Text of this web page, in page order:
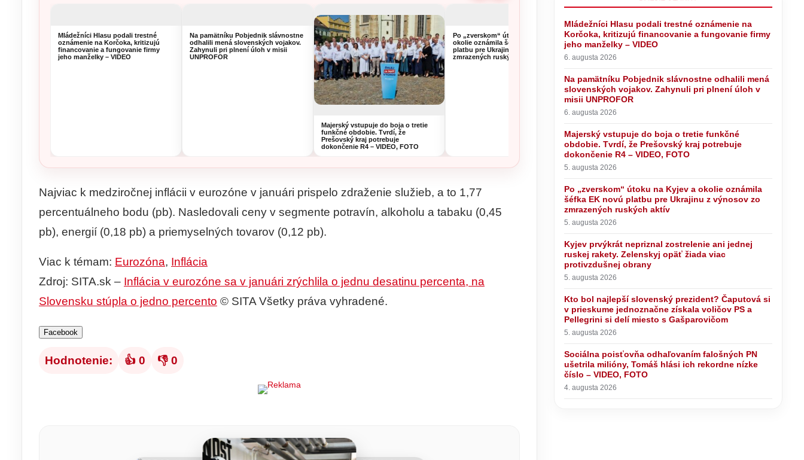
Mládežníci Hlasu podali trestné
oznámenie na Korčoka, kritizujú
financovanie a fungovanie firmy
jeho manželky – VIDEO
Na pamätníku Pobjednik slávnostne
odhalili mená slovenských vojakov.
Zahynuli pri plnení úloh v misii
UNPROFOR
Majerský vstupuje do boja o tretie
funkčné obdobie. Tvrdí, že
Prešovský kraj potrebuje
dokončenie R4 – VIDEO, FOTO
Po „zverskom“ útoku na Kyjev a
okolie oznámila šéfka EK novú
platbu pre Ukrajinu z výnosov zo
zmrazených ruských aktív
Kyjev prvýkrát nepriznal zostrelenie
ani jednej ruskej rakety. Zelenskyj
opäť žiada viac protivzdušnej
obrany
Najviac k medziročnej inflácii v eurozóne v januári prispelo zdraženie služieb, a to 1,77
percentuálneho bodu (pb). Nasledovali ceny v segmente potravín, alkoholu a tabaku (0,45
pb), energií (0,18 pb) a priemyselných tovarov (0,12 pb).
Viac k témam: Eurozóna, Inflácia
Zdroj: SITA.sk – Inflácia v eurozóne sa v januári zrýchlila o jednu desatinu percenta, na
Slovensku stúpla o jedno percento © SITA Všetky práva vyhradené.
Facebook
Hodnotenie: 👍 0 👎 0
Mládežníci Hlasu podali trestné oznámenie na
Korčoka, kritizujú financovanie a fungovanie firmy
jeho manželky – VIDEO
6. augusta 2026
Na pamätníku Pobjednik slávnostne odhalili mená
slovenských vojakov. Zahynuli pri plnení úloh v
misii UNPROFOR
6. augusta 2026
Majerský vstupuje do boja o tretie funkčné
obdobie. Tvrdí, že Prešovský kraj potrebuje
dokončenie R4 – VIDEO, FOTO
5. augusta 2026
Po „zverskom“ útoku na Kyjev a okolie oznámila
šéfka EK novú platbu pre Ukrajinu z výnosov zo
zmrazených ruských aktív
5. augusta 2026
Kyjev prvýkrát nepriznal zostrelenie ani jednej
ruskej rakety. Zelenskyj opäť žiada viac
protivzdušnej obrany
5. augusta 2026
Kto bol najlepší slovenský prezident? Čaputová si
v prieskume jednoznačne získala voličov PS a
Pellegrini si delí miesto s Gašparovičom
5. augusta 2026
Sociálna poisťovňa odhaľovaním falošných PN
ušetrila milióny, Tomáš hlási ich rekordne nízke
číslo – VIDEO, FOTO
4. augusta 2026